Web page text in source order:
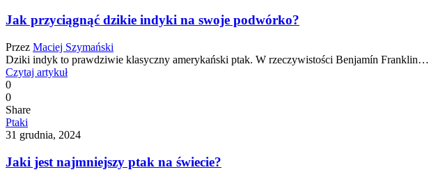
Jak przyciągnąć dzikie indyki na swoje podwórko?
Przez Maciej Szymański
Dziki indyk to prawdziwie klasyczny amerykański ptak. W rzeczywistości Benjamín Franklin…
Czytaj artykuł
0
0
Share
Ptaki
31 grudnia, 2024
Jaki jest najmniejszy ptak na świecie?